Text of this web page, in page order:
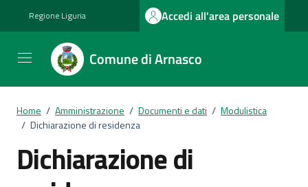
Regione Liguria Accedi all'area personale
Comune di Arnasco
Home / Amministrazione / Documenti e dati / Modulistica
/ Dichiarazione di residenza
Dichiarazione di